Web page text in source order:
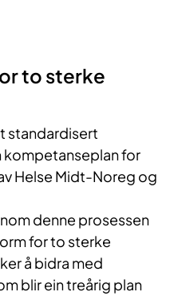
to sterke
standardisert
for
Helse Midt-Noreg og
denne prosessen
for to sterke
å bidra med
blir ein treårig plan